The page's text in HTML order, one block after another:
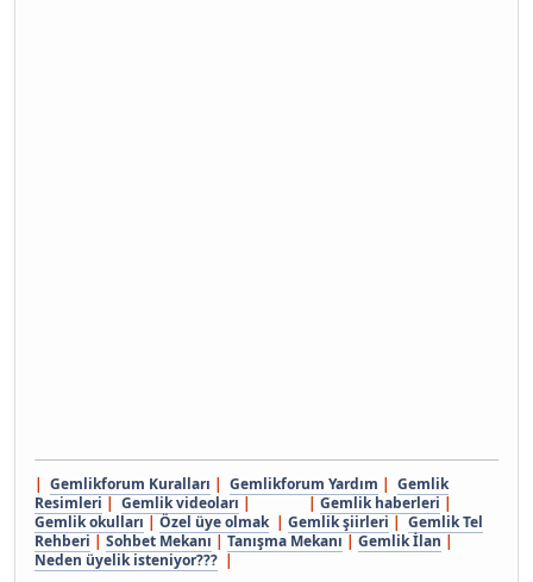
| Gemlikforum Kuralları | Gemlikforum Yardım | Gemlik
Resimleri | Gemlik videoları | | Gemlik haberleri |
Gemlik okulları | Özel üye olmak| Gemlik şiirleri | Gemlik Tel
Rehberi | Sohbet Mekanı | Tanışma Mekanı | Gemlik İlan |
Neden üyelik isteniyor??? |